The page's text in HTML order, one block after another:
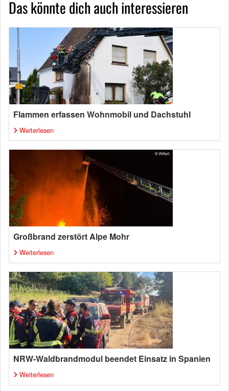
Das könnte dich auch interessieren
Flammen erfassen Wohnmobil und Dachstuhl
Weiterlesen
Großbrand zerstört Alpe Mohr
Weiterlesen
NRW-Waldbrandmodul beendet Einsatz in Spanien
Weiterlesen